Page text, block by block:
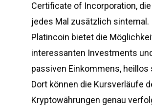
Certificate of Incorporation, die
jedes Mal zusätzlich sintemal.
Platincoin bietet die
interessanten Investments
passiven Einkommens, heillos
Dort können die Kursverläufe
Kryptowährungen genau